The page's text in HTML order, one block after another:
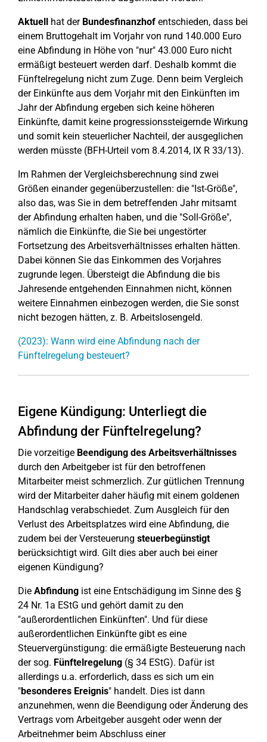
Aktuell hat der Bundesfinanzhof entschieden, dass bei
einem Bruttogehalt im Vorjahr von rund 140.000 Euro
eine Abfindung in Höhe von "nur" 43.000 Euro nicht
ermäßigt besteuert werden darf. Deshalb kommt die
Fünftelregelung nicht zum Zuge. Denn beim Vergleich
der Einkünfte aus dem Vorjahr mit den Einkünften im
Jahr der Abfindung ergeben sich keine höheren
Einkünfte, damit keine progressionssteigernde Wirkung
und somit kein steuerlicher Nachteil, der ausgeglichen
werden müsste (BFH-Urteil vom 8.4.2014, IX R 33/13).
Im Rahmen der Vergleichsberechnung sind zwei
Größen einander gegenüberzustellen: die "Ist-Größe",
also das, was Sie in dem betreffenden Jahr mitsamt
der Abfindung erhalten haben, und die "Soll-Größe",
nämlich die Einkünfte, die Sie bei ungestörter
Fortsetzung des Arbeitsverhältnisses erhalten hätten.
Dabei können Sie das Einkommen des Vorjahres
zugrunde legen. Übersteigt die Abfindung die bis
Jahresende entgehenden Einnahmen nicht, können
weitere Einnahmen einbezogen werden, die Sie sonst
nicht bezogen hätten, z. B. Arbeitslosengeld.
(2023): Wann wird eine Abfindung nach der
Fünftelregelung besteuert?
Eigene Kündigung: Unterliegt die
Abfindung der Fünftelregelung?
Die vorzeitige Beendigung des Arbeitsverhältnisses
durch den Arbeitgeber ist für den betroffenen
Mitarbeiter meist schmerzlich. Zur gütlichen Trennung
wird der Mitarbeiter daher häufig mit einem goldenen
Handschlag verabschiedet. Zum Ausgleich für den
Verlust des Arbeitsplatzes wird eine Abfindung, die
zudem bei der Versteuerung steuerbegünstigt
berücksichtigt wird. Gilt dies aber auch bei einer
eigenen Kündigung?
Die Abfindung ist eine Entschädigung im Sinne des §
24 Nr. 1a EStG und gehört damit zu den
"außerordentlichen Einkünften". Und für diese
außerordentlichen Einkünfte gibt es eine
Steuervergünstigung: die ermäßigte Besteuerung nach
der sog. Fünftelregelung (§ 34 EStG). Dafür ist
allerdings u.a. erforderlich, dass es sich um ein
"besonderes Ereignis" handelt. Dies ist dann
anzunehmen, wenn die Beendigung oder Änderung des
Vertrags vom Arbeitgeber ausgeht oder wenn der
Arbeitnehmer beim Abschluss einer